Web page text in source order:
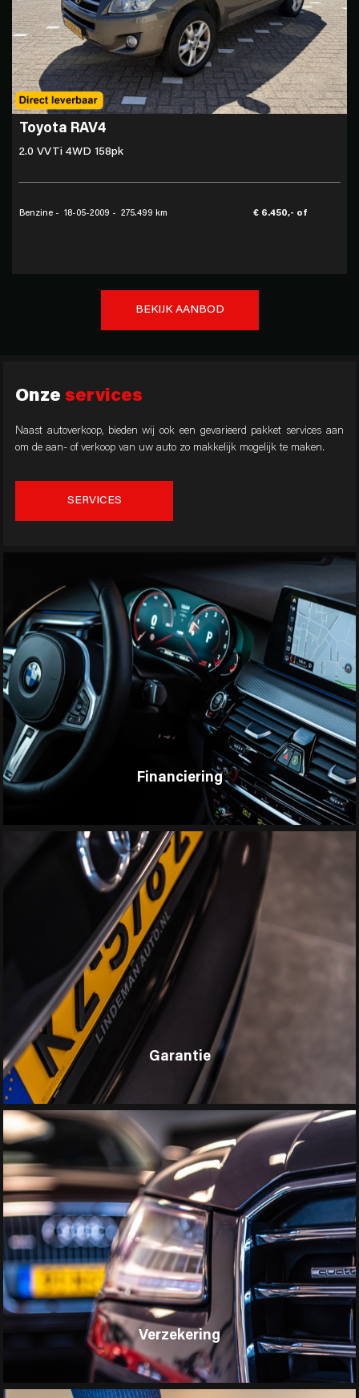
Toyota RAV4
2.0 VVTi 4WD 158pk
Benzine - 18-05-2009 - 275.499 km € 6.450,- of
BEKIJK AANBOD
Onze services
Naast autoverkoop, bieden wij ook een gevarieerd pakket services aan
om de aan- of verkoop van uw auto zo makkelijk mogelijk te maken.
SERVICES
Financiering
Garantie
Verzekering